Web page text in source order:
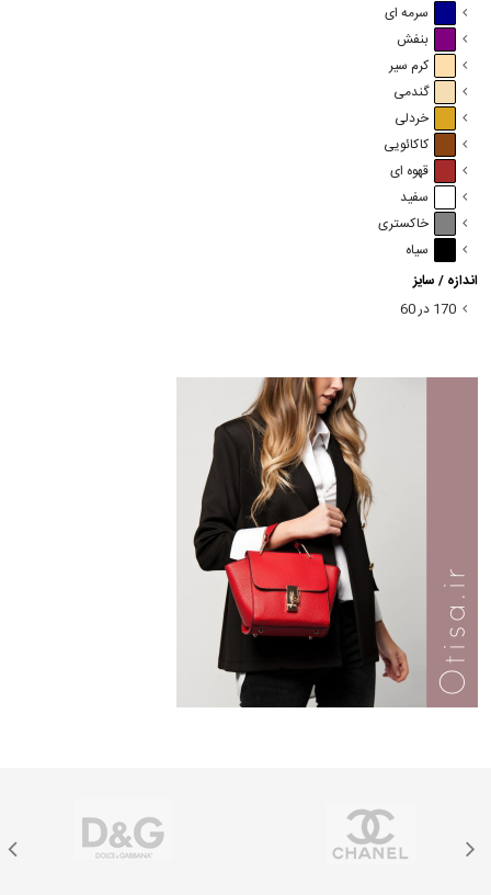
سرمه ای
بنفش
کرم سیر
گندمی
خردلی
کاکائویی
قهوه ای
سفید
خاکستری
سیاه
اندازه / سایز
170 در 60